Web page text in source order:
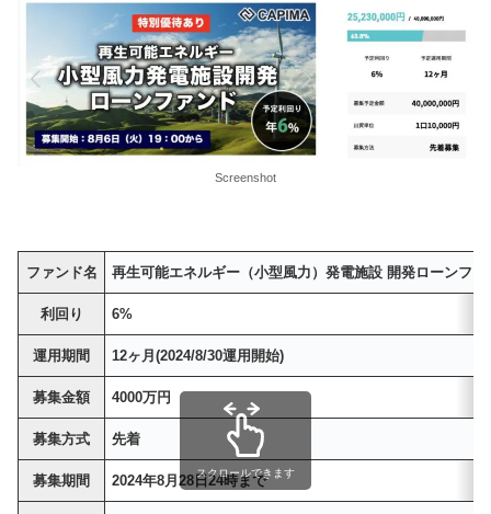
Screenshot
ファンド名 再生可能エネルギー（小型風力）発電施設 開発ローンファ
利回り 6%
運用期間 12ヶ月(2024/8/30運用開始)
募集金額 4000万円
募集方式 先着
募集期間 2024年8月28日24時まで
スクロールできます